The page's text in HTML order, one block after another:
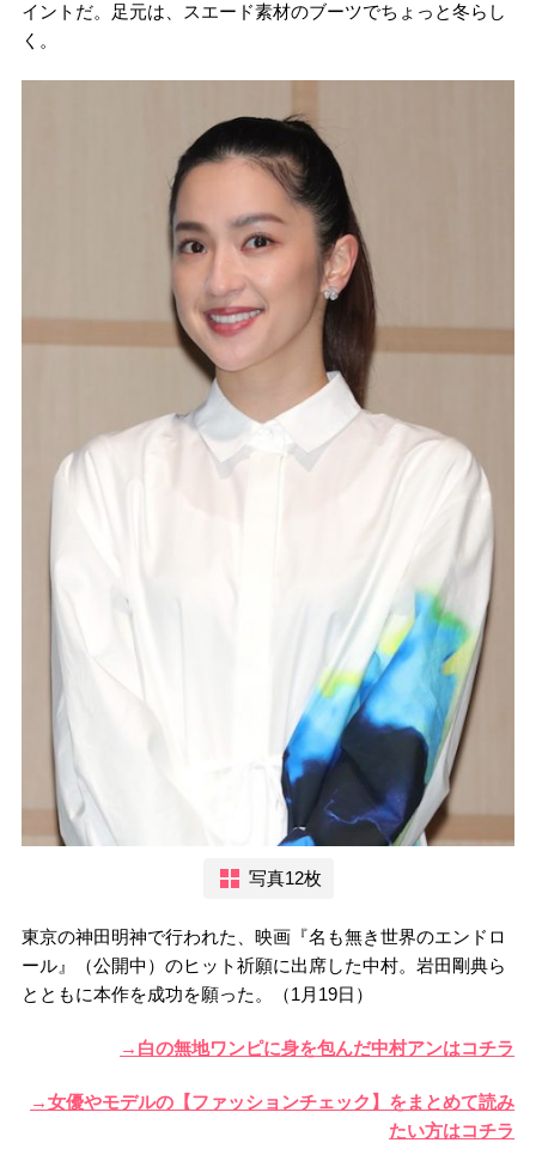
イントだ。足元は、スエード素材のブーツでちょっと冬らし
く。
写真12枚
東京の神田明神で行われた、映画『名も無き世界のエンドロ
ール』（公開中）のヒット祈願に出席した中村。岩田剛典ら
とともに本作を成功を願った。（1月19日）
→白の無地ワンピに身を包んだ中村アンはコチラ
→女優やモデルの【ファッションチェック】をまとめて読み
たい方はコチラ